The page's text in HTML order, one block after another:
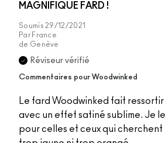
MAGNIFIQUE FARD !
Soumis 29/12/2021
Par France
de Genève
Réviseur vérifié
Commentaires pour Woodwinked
Le fard Woodwinked fait ressortir
avec un effet satiné sublime. Je
pour celles et ceux qui